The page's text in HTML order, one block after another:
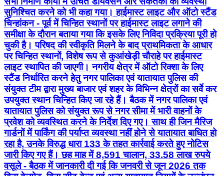
सुनिश्चित करने को भी कहा गया। हाईमास्ट लाइट और ऑटो स्टैंड
चिन्हांकन - पूर्व में चिन्हित स्थानों पर हाईमास्ट लाइट लगाने की
समीक्षा के दौरान बताया गया कि इसके लिए निविदा प्रक्रिया पूरी हो
चुकी है। परिषद की स्वीकृति मिलने के बाद प्राथमिकता के आधार
पर चिन्हित स्थानों, विशेष रूप से कुआंखेड़ी चौराहे पर हाईमास्ट
लाइट स्थापित की जाएगी। नगरीय क्षेत्र में ऑटो रिक्शा के लिए
स्टैंड निर्धारित करने हेतु नगर पालिका एवं यातायात पुलिस की
संयुक्त टीम द्वारा मुख्य बाजार एवं शहर के विभिन्न क्षेत्रों का सर्वे कर
उपयुक्त स्थान चिन्हित किए जा रहे हैं। बैठक में नगर पालिका एवं
यातायात पुलिस को संयुक्त रूप से नगर सीमा में भारी वाहनों के
प्रवेश को व्यवस्थित करने के निर्देश दिए गए। साथ ही जिन मैरिज
गार्डनों में पार्किंग की पर्याप्त व्यवस्था नहीं होने से यातायात बाधित हो
रहा है, उनके विरुद्ध धारा 133 के तहत कार्रवाई करते हुए नोटिस
जारी किए गए हैं। छह माह में 8,591 चालान, 33.58 लाख रुपये
वसूले - बैठक में जानकारी दी गई कि जनवरी से जून 2026 तक